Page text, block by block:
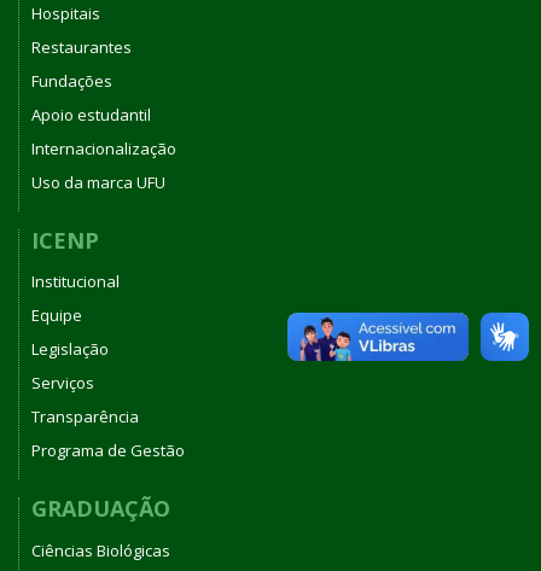
Hospitais
Restaurantes
Fundações
Apoio estudantil
Internacionalização
Uso da marca UFU
ICENP
Institucional
Equipe
Legislação
Serviços
Transparência
Programa de Gestão
GRADUAÇÃO
Ciências Biológicas